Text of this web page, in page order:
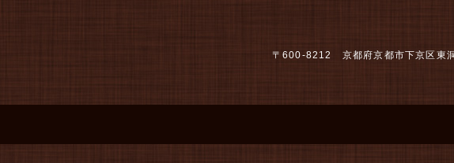
〒600-8212 京都府京都市下京区東